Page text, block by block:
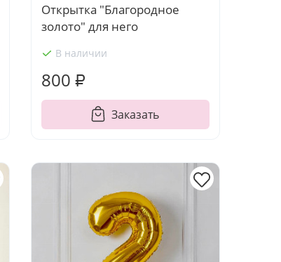
Открытка "Благородное
золото" для него
В наличии
800 ₽
Заказать